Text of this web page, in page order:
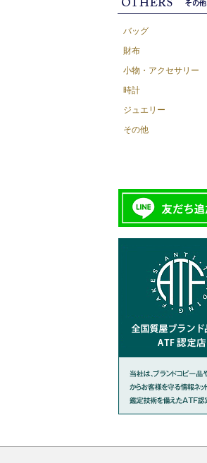
バッグ
財布
小物・アクセサリー
時計
ジュエリー
その他